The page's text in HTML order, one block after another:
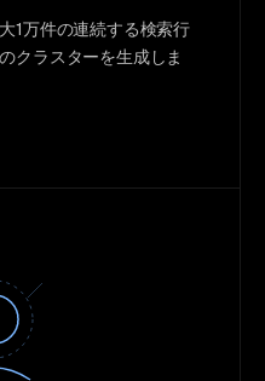
1万件の連続する検索行
クラスターを生成しま